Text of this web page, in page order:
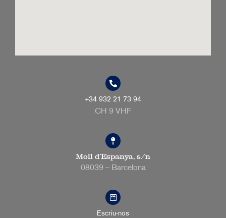
+34 932 21 73 94
CH 9 VHF
Moll d’Espanya, s/n
08039 – Barcelona
Escriu-nos